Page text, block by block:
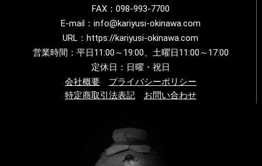
FAX：098-993-7700
E-mail：info@kariyusi-okinawa.com
URL：https://kariyusi-okinawa.com
営業時間：平日11:00～19:00、土曜日11:00～17:00
定休日：日曜・祝日
会社概要
プライバシーポリシー
特定商取引法表記
お問い合わせ